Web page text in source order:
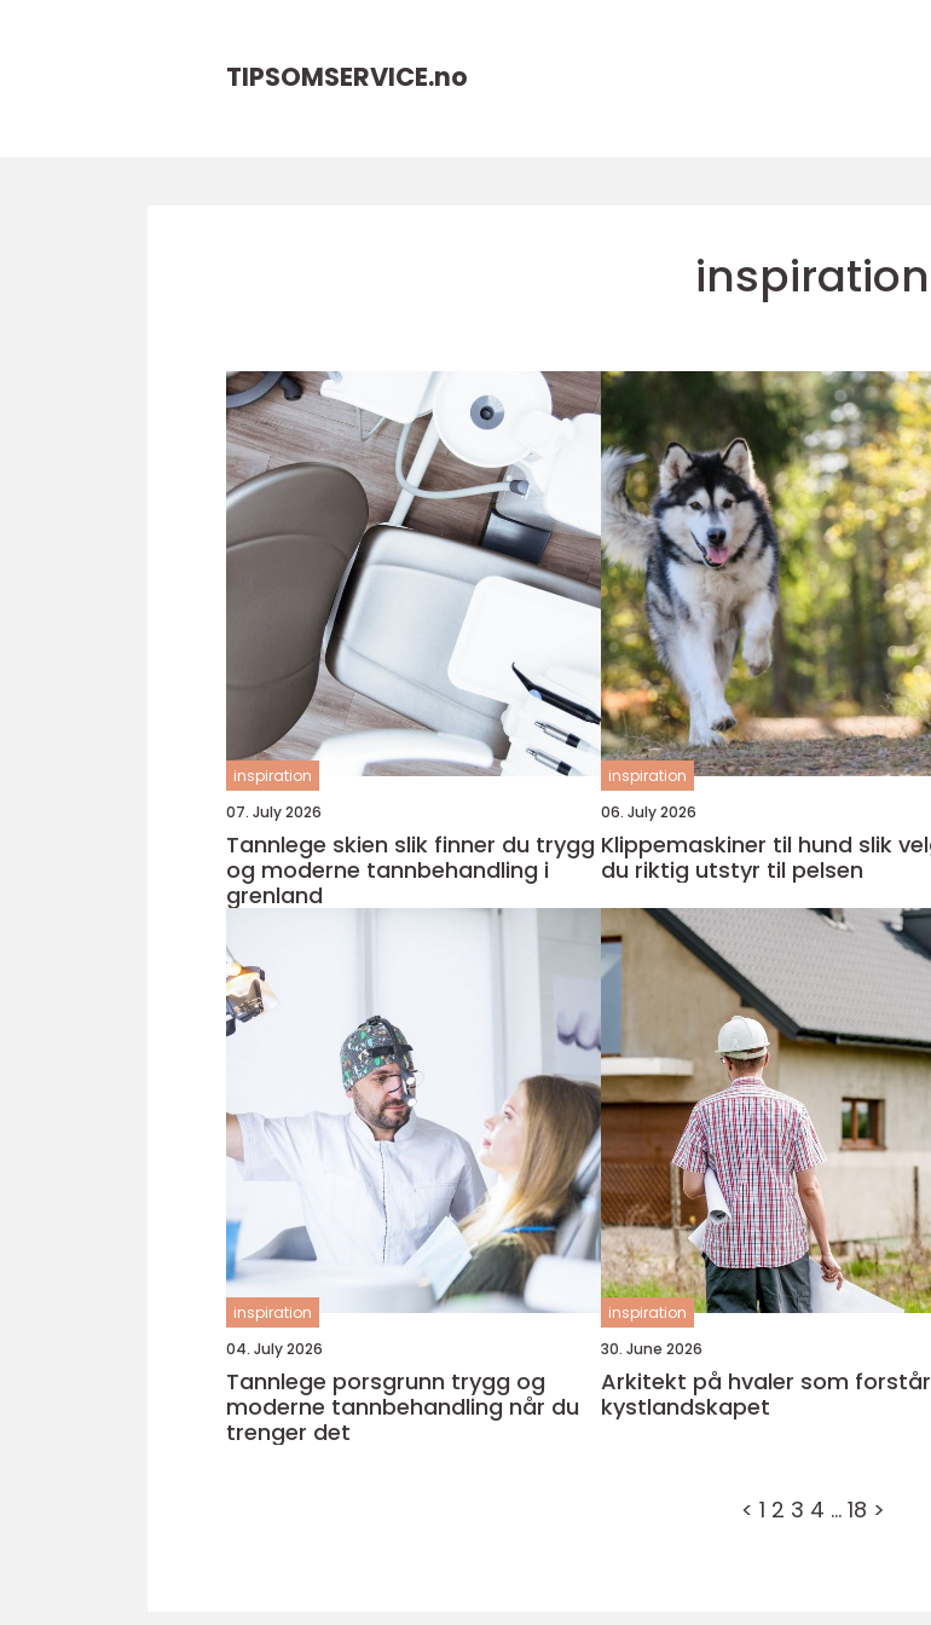
TIPSOMSERVICE.no
inspiration
inspiration
07. July 2026
Tannlege skien slik finner du trygg
og moderne tannbehandling i
grenland
inspiration
06. July 2026
Klippemaskiner til hund slik velger
du riktig utstyr til pelsen
inspiration
04. July 2026
Tannlege porsgrunn trygg og
moderne tannbehandling når du
trenger det
inspiration
30. June 2026
Arkitekt på hvaler som forstår
kystlandskapet
< 1 2 3 4 … 18 >